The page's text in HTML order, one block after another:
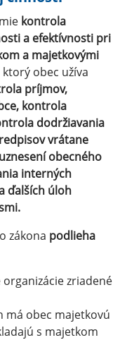
kontrola
a efektívnosti pri
a majetkovými
ktorý obec užíva
príjmov,
kontrola
dodržiavania
vrátane
obecného
interných
ďalších úloh
zákona podlieha
zriadené
má obec majetkovú
s majetkom